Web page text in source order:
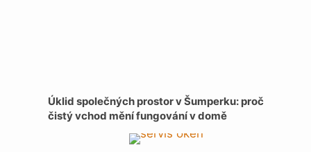
Úklid společných prostor v Šumperku: proč
čistý vchod mění fungování v domě